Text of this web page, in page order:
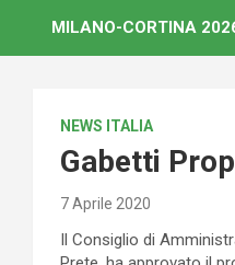
MILANO-CORTINA
NEWS ITALIA
Gabetti
7 Aprile 2020
Il Consiglio di